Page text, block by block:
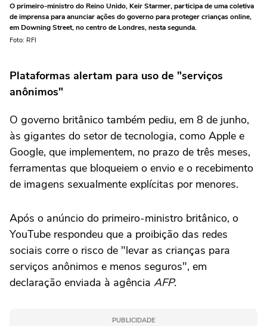
O primeiro-ministro do Reino Unido, Keir Starmer, participa de uma coletiva
de imprensa para anunciar ações do governo para proteger crianças online,
em Downing Street, no centro de Londres, nesta segunda.
Foto: RFI
Plataformas alertam para uso de "serviços
anônimos"
O governo britânico também pediu, em 8 de junho,
às gigantes do setor de tecnologia, como Apple e
Google, que implementem, no prazo de três meses,
ferramentas que bloqueiem o envio e o recebimento
de imagens sexualmente explícitas por menores.
Após o anúncio do primeiro-ministro britânico, o
YouTube respondeu que a proibição das redes
sociais corre o risco de "levar as crianças para
serviços anônimos e menos seguros", em
declaração enviada à agência AFP.
PUBLICIDADE